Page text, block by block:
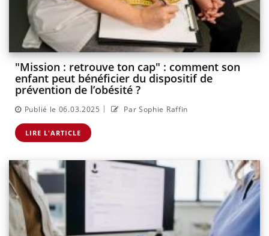
"Mission : retrouve ton cap" : comment son
enfant peut bénéficier du dispositif de
prévention de l’obésité ?
Publié le 06.03.2025 | Par Sophie Raffin
LIRE L'ARTICLE